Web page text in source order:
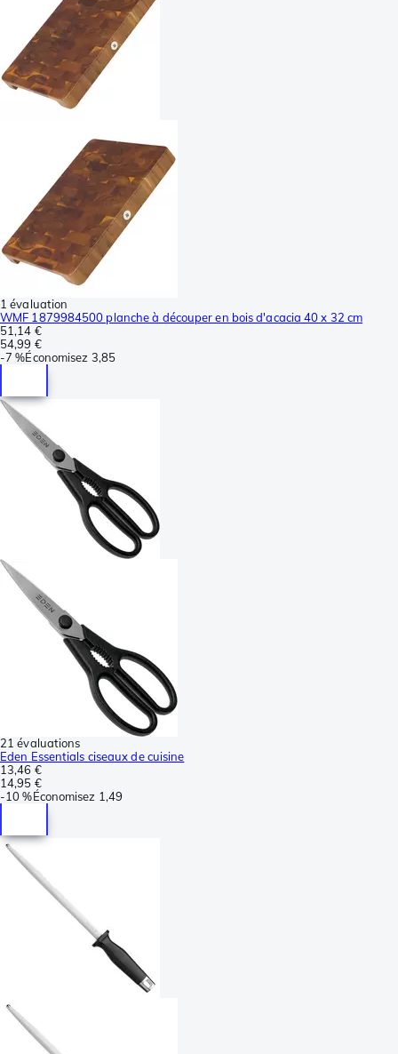
1 évaluation
WMF 1879984500 planche à découper en bois d'acacia 40 x 32 cm
51,14 €
54,99 €
-7 %Économisez 3,85
21 évaluations
Eden Essentials ciseaux de cuisine
13,46 €
14,95 €
-10 %Économisez 1,49